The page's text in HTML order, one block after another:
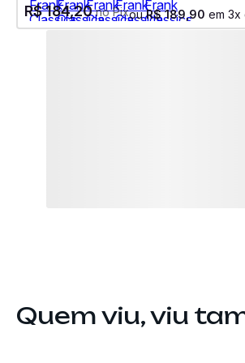
R$184,20no PixouR$ 189,90 em 3x
Quem viu, viu